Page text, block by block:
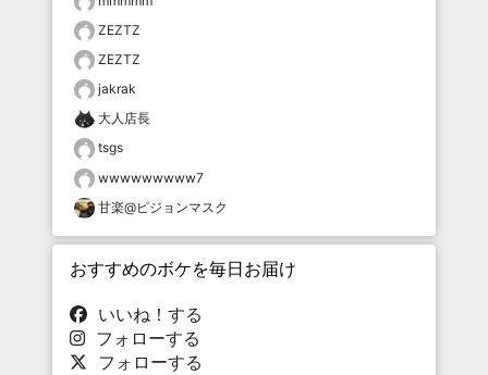
ZEZTZ
ZEZTZ
jakrak
大人店長
tsgs
wwwwwwwww7
甘楽@ピジョンマスク
おすすめのボケを毎日お届け
いいね！する
フォローする
フォローする